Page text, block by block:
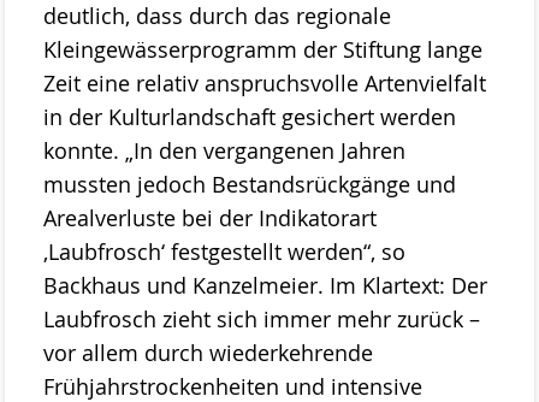
Meldungen
Über uns
Geschäftsstelle
Die Gremien der Stiftung Naturschutz
Der Vorstand
Das Kuratorium
Der Beirat
Finanzierung
Förderverein
deutlich, dass durch das regionale
Kleingewässerprogramm der Stiftung lange
Zeit eine relativ anspruchsvolle Artenvielfalt
in der Kulturlandschaft gesichert werden
konnte. „In den vergangenen Jahren
mussten jedoch Bestandsrückgänge und
Arealverluste bei der Indikatorart
,Laubfrosch‘ festgestellt werden“, so
Backhaus und Kanzelmeier. Im Klartext: Der
Laubfrosch zieht sich immer mehr zurück –
vor allem durch wiederkehrende
Frühjahrstrockenheiten und intensive